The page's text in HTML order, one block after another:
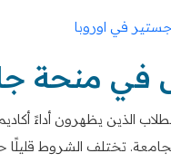
في اوروبا
في منحة
الذين يظهرون أداءً
تختلف الشروط قليلًا